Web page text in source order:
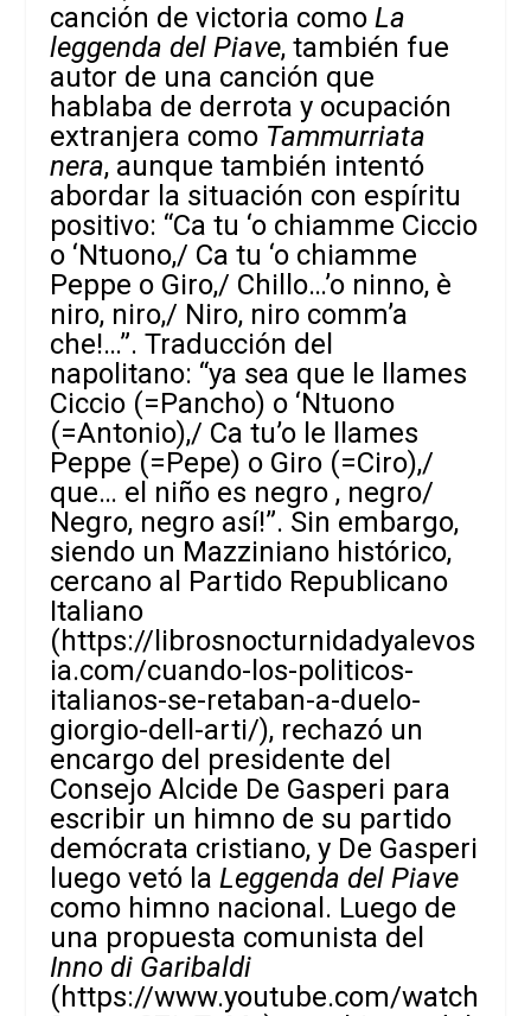
canción de victoria comoLa
leggenda del Piave, también fue
autor de una canción que
hablaba de derrota y ocupación
extranjera como Tammurriata
nera, aunque también intentó
abordar la situación con espíritu
positivo: “Ca tu ‘o chiamme Ciccio
o ‘Ntuono,/ Ca tu ‘o chiamme
Peppe o Giro,/ Chillo…’o ninno, è
niro, niro,/ Niro, niro comm’a
che!…”. Traducción del
napolitano: “ya sea que le llames
Ciccio (=Pancho) o ‘Ntuono
(=Antonio),/ Ca tu’o le llames
Peppe (=Pepe) o Giro (=Ciro),/
que… el niño es negro , negro/
Negro, negro así!”. Sin embargo,
siendo un Mazziniano histórico,
cercano al Partido Republicano
Italiano
(https://librosnocturnidadyalevos
ia.com/cuando-los-politicos-
italianos-se-retaban-a-duelo-
giorgio-dell-arti/), rechazó un
encargo del presidente del
Consejo Alcide De Gasperi para
escribir un himno de su partido
demócrata cristiano, y De Gasperi
luego vetó laLeggenda del Piave
como himno nacional. Luego de
una propuesta comunista del
Inno di Garibaldi
(https://www.youtube.com/watch